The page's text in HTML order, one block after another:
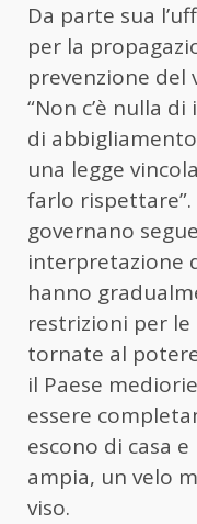
Da parte sua
per la
prevenzione del
“Non c’è nulla
di
una legge
farlo
governano
interpretazione
hanno
restrizioni per
tornate al
il Paese
essere
escono di casa
ampia, un velo
viso.